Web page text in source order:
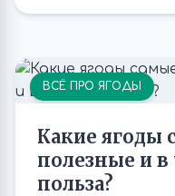
ВСЁ ПРО ЯГОДЫ
Какие ягоды
полезные и в
польза?